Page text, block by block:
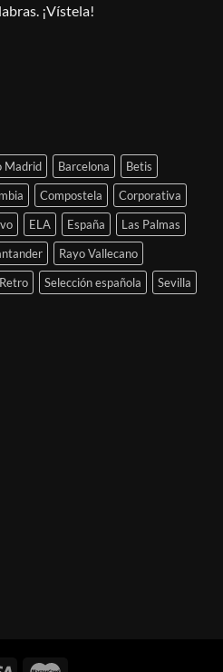
¡Vístela!
Madrid Barcelona
Betis
Compostela
Corporativa
ELA España
Las Palmas
Rayo Vallecano
Retro Selección española
Sevilla